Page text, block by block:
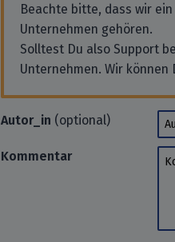
Beachte bitte, dass wir ein
Unternehmen gehören.
Solltest Du also Support
Unternehmen. Wir können
Autor_in (optional)
Kommentar